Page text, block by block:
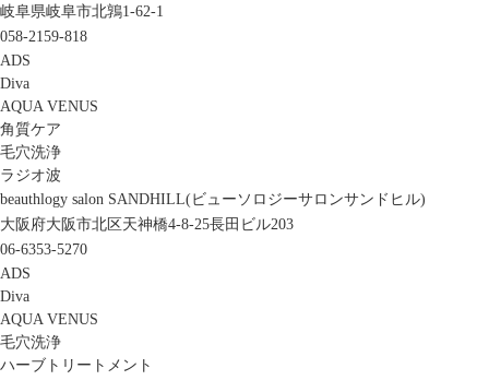
岐阜県岐阜市北鶉1-62-1
058-2159-818
ADS
Diva
AQUA VENUS
角質ケア
毛穴洗浄
ラジオ波
beauthlogy salon SANDHILL(ビューソロジーサロンサンドヒル)
大阪府大阪市北区天神橋4-8-25長田ビル203
06-6353-5270
ADS
Diva
AQUA VENUS
毛穴洗浄
ハーブトリートメント